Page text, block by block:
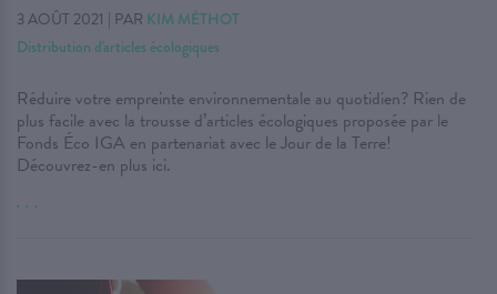
3 AOÛT 2021 | PAR KIM MÉTHOT
Distribution d'articles écologiques
Réduire votre empreinte environnementale au quotidien? Rien de
plus facile avec la trousse d’articles écologiques proposée par le
Fonds Éco IGA en partenariat avec le Jour de la Terre!
Découvrez-en plus ici.
. . .